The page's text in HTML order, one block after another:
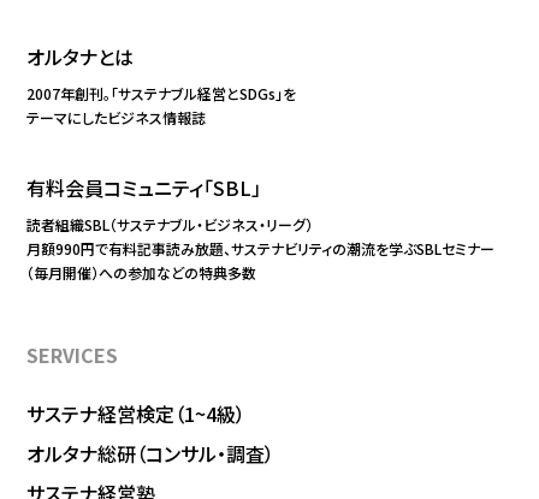
オルタナとは
2007年創刊。「サステナブル経営とSDGs」を
テーマにしたビジネス情報誌
有料会員コミュニティ「SBL」
読者組織SBL（サステナブル・ビジネス・リーグ）
月額990円で有料記事読み放題、サステナビリティの潮流を学ぶSBLセミナー
（毎月開催）への参加などの特典多数
SERVICES
サステナ経営検定（1~4級）
オルタナ総研（コンサル・調査）
サステナ経営塾